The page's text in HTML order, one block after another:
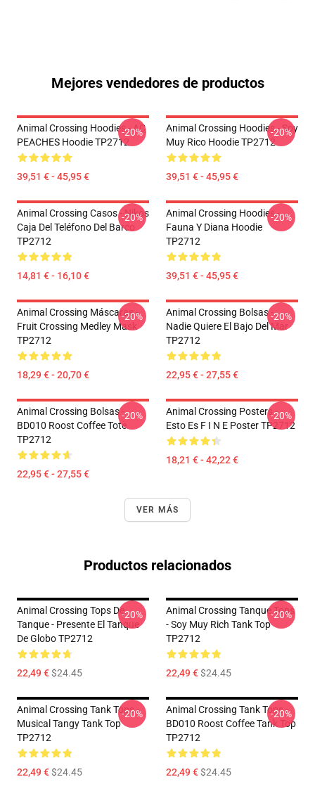
Mejores vendedores de productos
Animal Crossing Hoodies - AC
PEACHES Hoodie TP2712
39,51 € - 45,95 €
-20%
Animal Crossing Hoodies - Soy
Muy Rico Hoodie TP2712
39,51 € - 45,95 €
-20%
Animal Crossing Casos - Nikos
Caja Del Teléfono Del Barco
TP2712
14,81 € - 16,10 €
-20%
Animal Crossing Hoodies -
Fauna Y Diana Hoodie
TP2712
39,51 € - 45,95 €
-20%
Animal Crossing Máscaras -
Fruit Crossing Medley Mask
TP2712
18,29 € - 20,70 €
-20%
Animal Crossing Bolsas -
Nadie Quiere El Bajo Del Mar
TP2712
22,95 € - 27,55 €
-20%
Animal Crossing Bolsas -
BD010 Roost Coffee Tote
TP2712
22,95 € - 27,55 €
-20%
Animal Crossing Posters -
Esto Es F I N E Poster TP2712
18,21 € - 42,22 €
-20%
VER MÁS
Productos relacionados
Animal Crossing Tops De
Tanque - Presente El Tanque
De Globo TP2712
22,49 €$24.45
-20%
Animal Crossing Tanque Tops
- Soy Muy Rich Tank Top
TP2712
22,49 €$24.45
-20%
Animal Crossing Tank Tops -
Musical Tangy Tank Top
TP2712
22,49 €$24.45
-20%
Animal Crossing Tank Tops -
BD010 Roost Coffee Tank Top
TP2712
22,49 €$24.45
-20%